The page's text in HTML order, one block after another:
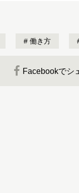
働き方
Facebookでシ